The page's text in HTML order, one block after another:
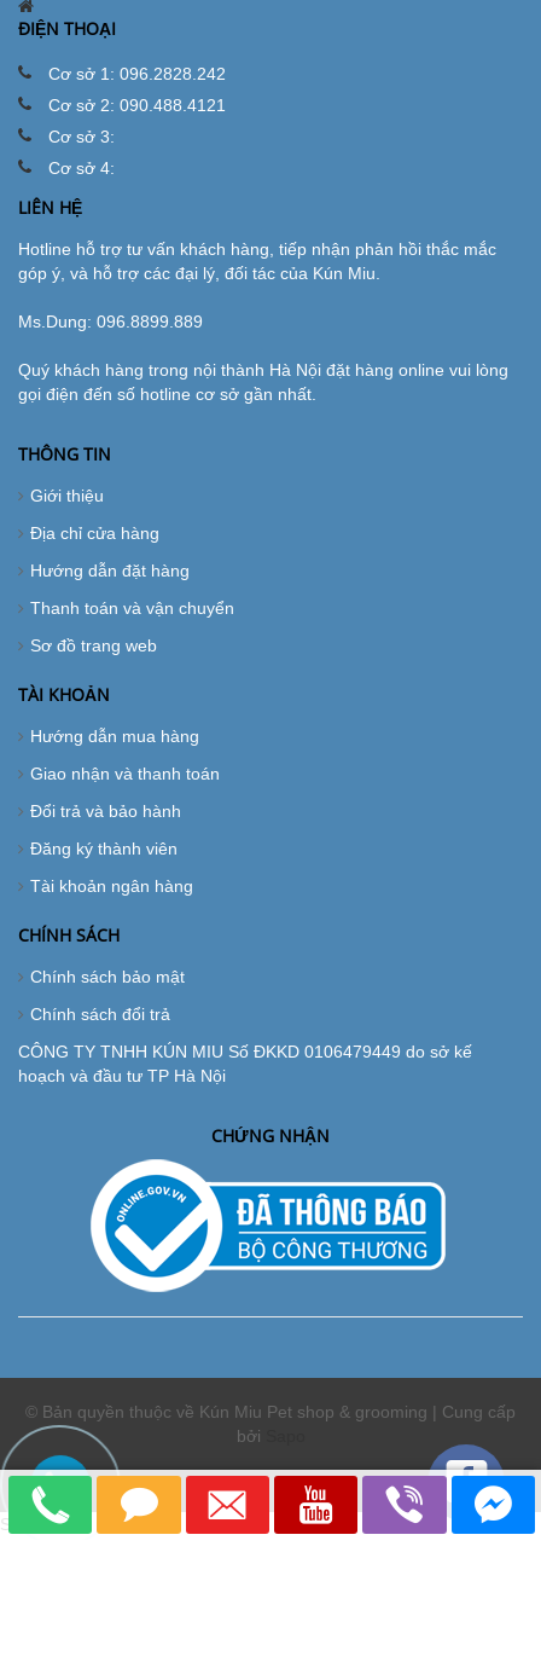
ĐIỆN THOẠI
Cơ sở 1: 096.2828.242
Cơ sở 2: 090.488.4121
Cơ sở 3:
Cơ sở 4:
LIÊN HỆ
Hotline hỗ trợ tư vấn khách hàng, tiếp nhận phản hồi thắc mắc
góp ý, và hỗ trợ các đại lý, đối tác của Kún Miu.
Ms.Dung: 096.8899.889
Quý khách hàng trong nội thành Hà Nội đặt hàng online vui lòng
gọi điện đến số hotline cơ sở gần nhất.
THÔNG TIN
Giới thiệu
Địa chỉ cửa hàng
Hướng dẫn đặt hàng
Thanh toán và vận chuyển
Sơ đồ trang web
TÀI KHOẢN
Hướng dẫn mua hàng
Giao nhận và thanh toán
Đổi trả và bảo hành
Đăng ký thành viên
Tài khoản ngân hàng
CHÍNH SÁCH
Chính sách bảo mật
Chính sách đổi trả
CÔNG TY TNHH KÚN MIU Số ĐKKD 0106479449 do sở kế
hoạch và đầu tư TP Hà Nội
CHỨNG NHẬN
© Bản quyền thuộc về Kún Miu Pet shop & grooming | Cung cấp
bởi
So sánh